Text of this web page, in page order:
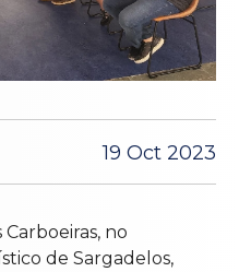
19 Oct 2023
no
de Sargadelos,